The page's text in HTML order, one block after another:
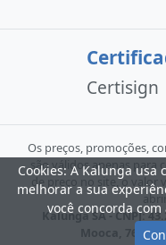
Certisign
Os preços, promoções,
são válidos apenas para
de preço no site, o valor
Kalunga SA - CNPJ:
Mooca, 766 -
Cookies: A Kalunga
melhorar a sua
você concorda com